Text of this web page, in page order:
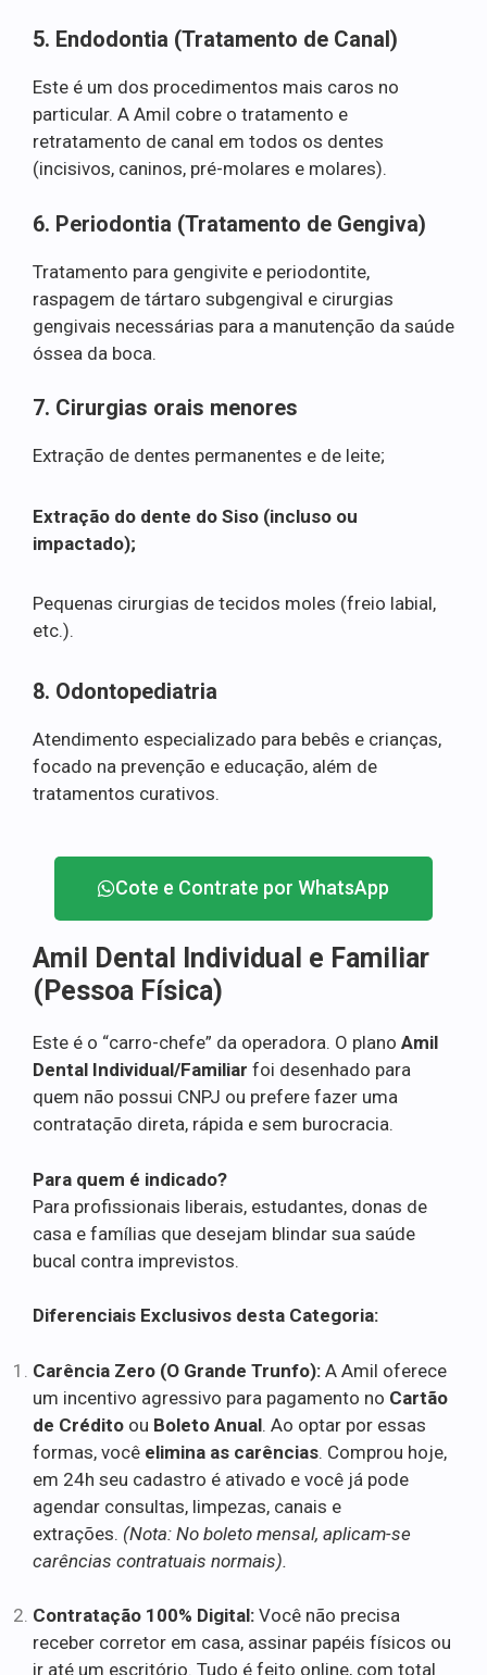
5. Endodontia (Tratamento de Canal)
Este é um dos procedimentos mais caros no
particular. A Amil cobre o tratamento e
retratamento de canal em todos os dentes
(incisivos, caninos, pré-molares e molares).
6. Periodontia (Tratamento de Gengiva)
Tratamento para gengivite e periodontite,
raspagem de tártaro subgengival e cirurgias
gengivais necessárias para a manutenção da saúde
óssea da boca.
7. Cirurgias orais menores
Extração de dentes permanentes e de leite;
Extração do dente do Siso (incluso ou
impactado);
Pequenas cirurgias de tecidos moles (freio labial,
etc.).
8. Odontopediatria
Atendimento especializado para bebês e crianças,
focado na prevenção e educação, além de
tratamentos curativos.
Cote e Contrate por WhatsApp
Amil Dental Individual e Familiar
(Pessoa Física)
Este é o “carro-chefe” da operadora. O plano Amil
Dental Individual/Familiar foi desenhado para
quem não possui CNPJ ou prefere fazer uma
contratação direta, rápida e sem burocracia.
Para quem é indicado?
Para profissionais liberais, estudantes, donas de
casa e famílias que desejam blindar sua saúde
bucal contra imprevistos.
Diferenciais Exclusivos desta Categoria:
Carência Zero (O Grande Trunfo): A Amil oferece
um incentivo agressivo para pagamento no Cartão
de Crédito ou Boleto Anual. Ao optar por essas
formas, você elimina as carências. Comprou hoje,
em 24h seu cadastro é ativado e você já pode
agendar consultas, limpezas, canais e
extrações. (Nota: No boleto mensal, aplicam-se
carências contratuais normais).
Contratação 100% Digital: Você não precisa
receber corretor em casa, assinar papéis físicos ou
ir até um escritório. Tudo é feito online, com total